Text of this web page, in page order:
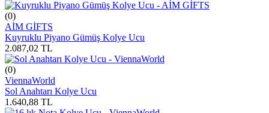
(0)
AİM GİFTS
Kuyruklu Piyano Gümüş Kolye Ucu
2.087,02 TL
(0)
ViennaWorld
Sol Anahtarı Kolye Ucu
1.640,88 TL